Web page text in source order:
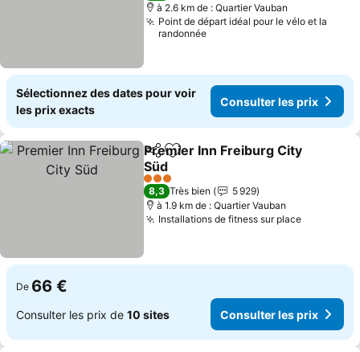
à 2.6 km de : Quartier Vauban
Point de départ idéal pour le vélo et la
randonnée
Sélectionnez des dates pour voir
les prix exacts
Consulter les prix
PartagerAjouter à mes favoris
Premier Inn Freiburg City
Süd
3 Étoiles
8,3 Très bien
5 929
à 1.9 km de : Quartier Vauban
Installations de fitness sur place
De 66 €
Consulter les prix de 10 sites Consulter les prix